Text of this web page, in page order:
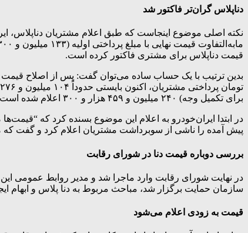
دناپلاس گران‌تر فاکتور شد
قیمت دناپلاس برای مشتری فاکتور کرده است.
برای تکمیل وجه) ۲۴۰ میلیون و ۴۵۹ هزار و ۳۰۰ اعلام شده است.
در ابتدا ایران‌خودرو به اعلام این موضوع بسنده کرد که
پیش آمده را ناشی از سوبرداشت مشتریان اعلام کرد و گفت
بررسی دوباره قیمت دنا در شورای رقابت
سازمان حمایت برگزار شد، مباحث مربوط به دنا پلاس و
قیمت به زودی اعلام می‌شود